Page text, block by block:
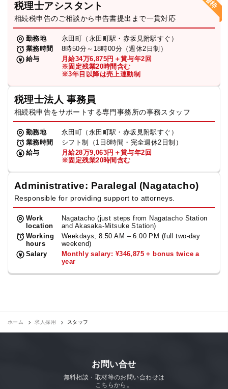
税理士アシスタント
相続税申告のご相談から申告書提出まで一貫対応
勤務地
永田町（永田町駅・赤坂見附駅すぐ）
業務時間
8時50分～18時00分（週休2日制）
給与
月給34万6,875円＋賞与年2回
※固定残業20時間含む
※3年目以降は売上連動制
税理士法人 事務員
相続税申告をサポートする専門事務所の事務スタッフ
勤務地
永田町（永田町駅・赤坂見附駅すぐ）
業務時間
シフト制（1日8時間・完全週休2日制）
給与
月給28万9,063円＋賞与年2回
※固定残業20時間含む
Administrative: Paralegal (Nagatacho)
Responsible for providing support to attorneys.
Work
location
Nagatacho (just steps from Nagatacho Station
and Akasaka-Mitsuke Station)
Working
hours
Weekdays, 8:50 AM – 6:00 PM (full two-day
weekend)
Salary
Monthly salary: ¥346,875 + bonus twice a
year
ホーム 求人採用 スタッフ
お問い合せ
無料相談・取材等のお問い合わせは
こちらから。